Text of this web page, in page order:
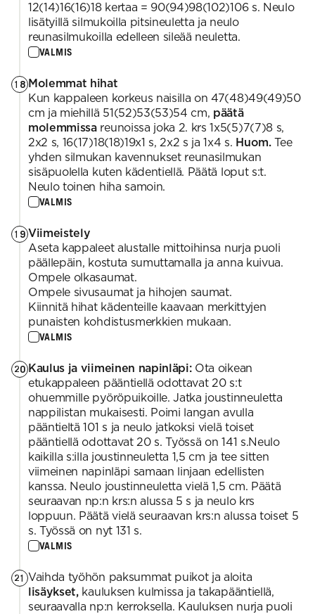
12(14)16(16)18 kertaa = 90(94)98(102)106 s. Neulo
lisätyillä silmukoilla pitsineuletta ja neulo
reunasilmukoilla edelleen sileää neuletta.
VALMIS
18 Molemmat hihat
Kun kappaleen korkeus naisilla on 47(48)49(49)50
cm ja miehillä 51(52)53(53)54 cm, päätä
molemmissareunoissa joka 2. krs 1x5(5)7(7)8 s,
2x2 s, 16(17)18(18)19x1 s, 2x2 s ja 1x4 s. Huom.Tee
yhden silmukan kavennukset reunasilmukan
sisäpuolella kuten kädentiellä. Päätä loput s:t.
Neulo toinen hiha samoin.
VALMIS
19 Viimeistely
Aseta kappaleet alustalle mittoihinsa nurja puoli
päällepäin, kostuta sumuttamalla ja anna kuivua.
Ompele olkasaumat.
Ompele sivusaumat ja hihojen saumat.
Kiinnitä hihat kädenteille kaavaan merkittyjen
punaisten kohdistusmerkkien mukaan.
VALMIS
20 Kaulus ja viimeinen napinläpi:Ota oikean
etukappaleen pääntiellä odottavat 20 s:t
ohuemmille pyöröpuikoille. Jatka joustinneuletta
nappilistan mukaisesti. Poimi langan avulla
pääntieltä 101 s ja neulo jatkoksi vielä toiset
pääntiellä odottavat 20 s. Työssä on 141 s.Neulo
kaikilla s:illa joustinneuletta 1,5 cm ja tee sitten
viimeinen napinläpi samaan linjaan edellisten
kanssa. Neulo joustinneuletta vielä 1,5 cm. Päätä
seuraavan np:n krs:n alussa 5 s ja neulo krs
loppuun. Päätä vielä seuraavan krs:n alussa toiset 5
s. Työssä on nyt 131 s.
VALMIS
21 Vaihda työhön paksummat puikot ja aloita
lisäykset,kauluksen kulmissa ja takapääntiellä,
seuraavalla np:n kerroksella. Kauluksen nurja puoli